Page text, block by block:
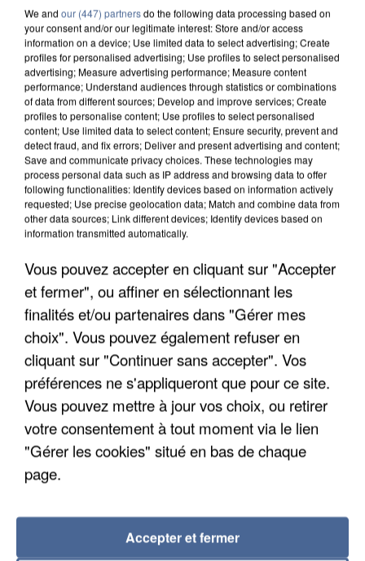
DE FAUNE SAUVAGE SONT...
We and our (447) partnersdo the following data processing based on
your consent and/or our legitimate interest: Store and/or access
information on a device; Use limited data to select advertising; Create
profiles for personalised advertising; Use profiles to select personalised
advertising; Measure advertising performance; Measure content
performance; Understand audiences through statistics or combinations
of data from different sources; Develop and improve services; Create
profiles to personalise content; Use profiles to select personalised
content; Use limited data to select content; Ensure security, prevent and
detect fraud, and fix errors; Deliver and present advertising and content;
Save and communicate privacy choices. These technologies may
process personal data such as IP address and browsing data to offer
following functionalities: Identify devices based on information actively
requested; Use precise geolocation data; Match and combine data from
other data sources; Link different devices; Identify devices based on
information transmitted automatically.
Vous pouvez accepter en cliquant sur "Accepter
et fermer", ou affiner en sélectionnant les
finalités et/ou partenaires dans "Gérer mes
choix". Vous pouvez également refuser en
cliquant sur "Continuer sans accepter". Vos
préférences ne s'appliqueront que pour ce site.
Vous pouvez mettre à jour vos choix, ou retirer
votre consentement à tout moment via le lien
"Gérer les cookies" situé en bas de chaque
page.
Accepter et fermer